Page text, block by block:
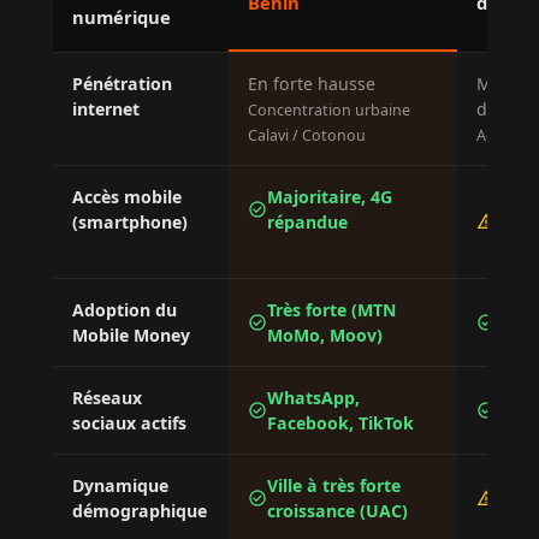
numérique
Pénétration
internet
En forte hausse
Concentration urbaine
Calavi / Cotonou
Accès
Accès mobile
(smartphone)
check_circle
Majoritaire, 4G
répandue
warning
Adoption du
Mobile Money
check_circle
Très forte (MTN
MoMo, Moov)
check_circle
Réseaux
sociaux actifs
check_circle
WhatsApp,
Facebook, TikTok
check_circle
Dynamique
démographique
check_circle
Ville à très forte
croissance (UAC)
warning